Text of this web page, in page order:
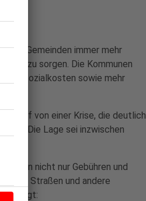
und Gemeinden immer mehr
zu sorgen. Die Kommunen
den Sozialkosten sowie mehr
von einer Krise, die deutlich
Die Lage sei inzwischen
nicht nur Gebühren und
Kitas, Straßen und andere